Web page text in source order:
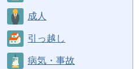
成人
引っ越し
病気・事故